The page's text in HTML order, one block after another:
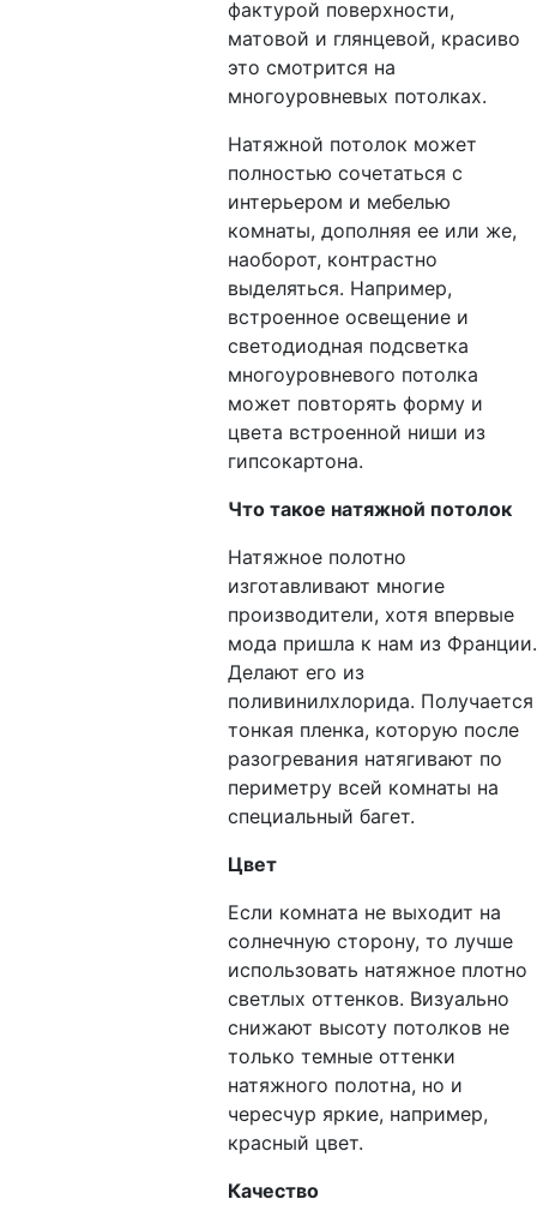
фактурой поверхности,
матовой и глянцевой, красиво
это смотрится на
многоуровневых потолках.
Натяжной потолок может
полностью сочетаться с
интерьером и мебелью
комнаты, дополняя ее или же,
наоборот, контрастно
выделяться. Например,
встроенное освещение и
светодиодная подсветка
многоуровневого потолка
может повторять форму и
цвета встроенной ниши из
гипсокартона.
Что такое натяжной потолок
Натяжное полотно
изготавливают многие
производители, хотя впервые
мода пришла к нам из Франции.
Делают его из
поливинилхлорида. Получается
тонкая пленка, которую после
разогревания натягивают по
периметру всей комнаты на
специальный багет.
Цвет
Если комната не выходит на
солнечную сторону, то лучше
использовать натяжное плотно
светлых оттенков. Визуально
снижают высоту потолков не
только темные оттенки
натяжного полотна, но и
чересчур яркие, например,
красный цвет.
Качество